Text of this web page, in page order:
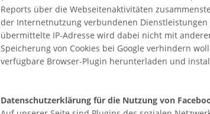
Reports über die Webseitenaktivitäten
der Internetnutzung verbundenen
übermittelte IP-Adresse wird dabei nicht mit
Speicherung von Cookies bei Google verhindern
verfügbare Browser-Plugin herunterladen und
Datenschutzerklärung für die Nutzung von